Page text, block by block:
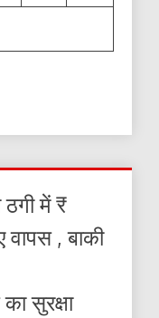
में ₹
, बाकी
सुरक्षा